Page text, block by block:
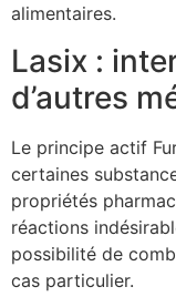
alimentaires.
Lasix :
d’autres
Le principe actif
certaines
propriétés
réactions
possibilité de
cas particulier.